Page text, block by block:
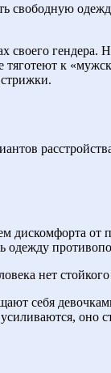
свободную
своего
к
от
нет
себя
оно